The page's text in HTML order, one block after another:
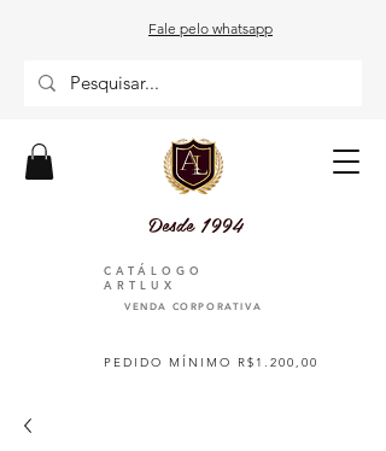
Fale pelo whatsapp
Desde 1994
PEDIDO MÍNIMO R$1.200,00
CATÁLOGO
ARTLUX
VENDA CORPORATIVA